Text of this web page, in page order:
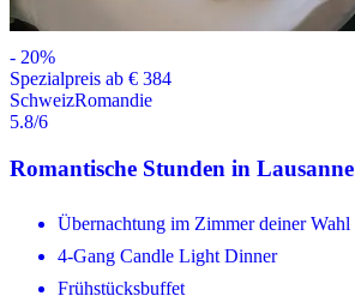
- 20%
Spezialpreis ab € 384
SchweizRomandie
5.8/6
Romantische Stunden in Lausanne
Übernachtung im Zimmer deiner Wahl
4-Gang Candle Light Dinner
Frühstücksbuffet